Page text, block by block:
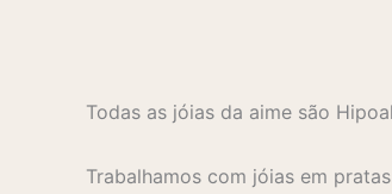
Todas as jóias da aime são
Trabalhamos com jóias em